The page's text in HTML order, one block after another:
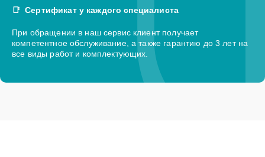
Сертификат у каждого специалиста
При обращении в наш сервис клиент получает
компетентное обслуживание, а также гарантию до 3 лет на
все виды работ и комплектующих.